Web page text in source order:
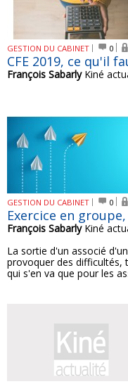
GESTION DU CABINET 0
CFE 2019, ce qu'il
François SabarlyKiné
GESTION DU CABINET 0
Exercice en
François SabarlyKiné
La sortie d'un associé
provoquer des difficultés,
qui s'en va que pour les